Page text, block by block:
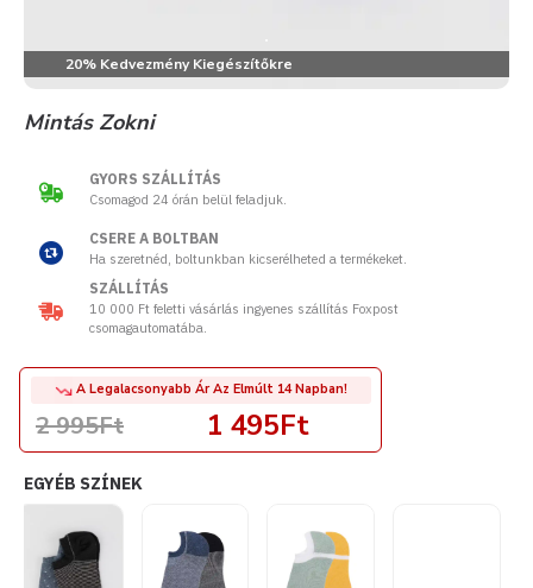
20% Kedvezmény Kiegészítőkre
Mintás Zokni
1 495Ft
A Legalacsonyabb Ár Az Elmúlt 14 Napban!
2 995Ft
EGYÉB SZÍNEK
GYORS SZÁLLÍTÁS
Csomagod 24 órán belül feladjuk.
CSERE A BOLTBAN
Ha szeretnéd, boltunkban kicserélheted a termékeket.
SZÁLLÍTÁS
10 000 Ft feletti vásárlás ingyenes szállítás Foxpost
csomagautomatába.